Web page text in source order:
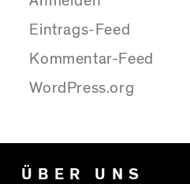
Eintrags-Feed
Kommentar-Feed
WordPress.org
ÜBER UNS